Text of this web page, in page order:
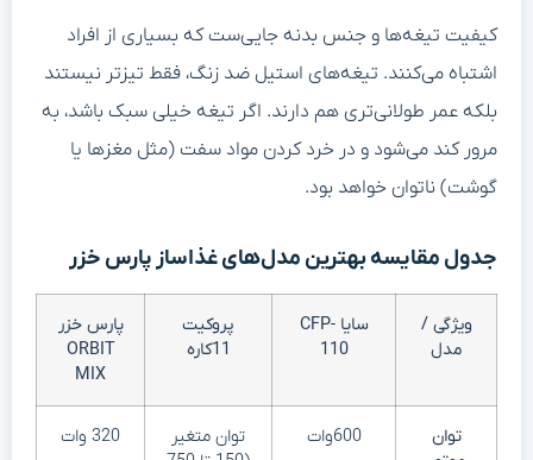
کیفیت تیغه‌ها و جنس بدنه جایی‌ست که بسیاری از افراد
اشتباه می‌کنند. تیغه‌های استیل ضد زنگ، فقط تیزتر نیستند
بلکه عمر طولانی‌تری هم دارند. اگر تیغه خیلی سبک باشد، به
مرور کند می‌شود و در خرد کردن مواد سفت (مثل مغزها یا
گوشت) ناتوان خواهد بود.
جدول مقایسه بهترین مدل‌های غذاساز پارس خزر
ویژگی /
مدل
سایا CFP-
110
پروکیت
11کاره
پارس خزر
ORBIT
MIX
توان
600وات
توان متغیر
320 وات